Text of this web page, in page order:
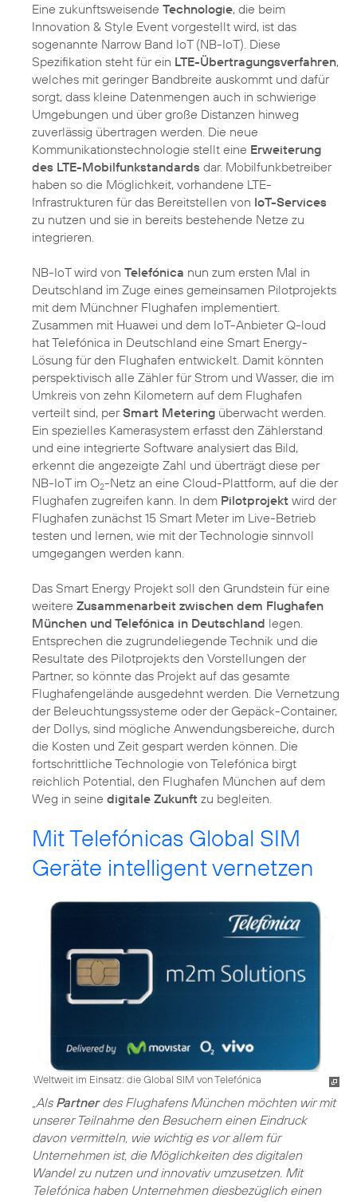
Eine zukunftsweisende Technologie, die beim
Innovation & Style Event vorgestellt wird, ist das
sogenannte Narrow Band IoT (NB-IoT). Diese
Spezifikation steht für ein LTE-Übertragungsverfahren,
welches mit geringer Bandbreite auskommt und dafür
sorgt, dass kleine Datenmengen auch in schwierige
Umgebungen und über große Distanzen hinweg
zuverlässig übertragen werden. Die neue
Kommunikationstechnologie stellt eine Erweiterung
des LTE-Mobilfunkstandards dar. Mobilfunkbetreiber
haben so die Möglichkeit, vorhandene LTE-
Infrastrukturen für das Bereitstellen von IoT-Services
zu nutzen und sie in bereits bestehende Netze zu
integrieren.
NB-IoT wird von Telefónica nun zum ersten Mal in
Deutschland im Zuge eines gemeinsamen Pilotprojekts
mit dem Münchner Flughafen implementiert.
Zusammen mit Huawei und dem IoT-Anbieter Q-loud
hat Telefónica in Deutschland eine Smart Energy-
Lösung für den Flughafen entwickelt. Damit könnten
perspektivisch alle Zähler für Strom und Wasser, die im
Umkreis von zehn Kilometern auf dem Flughafen
verteilt sind, perSmart Metering überwacht werden.
Ein spezielles Kamerasystem erfasst den Zählerstand
und eine integrierte Software analysiert das Bild,
erkennt die angezeigte Zahl und überträgt diese per
NB-IoT im O2-Netz an eine Cloud-Plattform, auf die der
Flughafen zugreifen kann. In dem Pilotprojekt wird der
Flughafen zunächst 15 Smart Meter im Live-Betrieb
testen und lernen, wie mit der Technologie sinnvoll
umgegangen werden kann.
Das Smart Energy Projekt soll den Grundstein für eine
weitere Zusammenarbeit zwischen dem Flughafen
München und Telefónica in Deutschland legen.
Entsprechen die zugrundeliegende Technik und die
Resultate des Pilotprojekts den Vorstellungen der
Partner, so könnte das Projekt auf das gesamte
Flughafengelände ausgedehnt werden. Die Vernetzung
der Beleuchtungssysteme oder der Gepäck-Container,
der Dollys, sind mögliche Anwendungsbereiche, durch
die Kosten und Zeit gespart werden können. Die
fortschrittliche Technologie von Telefónica birgt
reichlich Potential, den Flughafen München auf dem
Weg in seine digitale Zukunft zu begleiten.
Mit Telefónicas Global SIM
Geräte intelligent vernetzen
Weltweit im Einsatz: die Global SIM von Telefónica
„Als Partnerdes Flughafens München möchten wir mit
unserer Teilnahme den Besuchern einen Eindruck
davon vermitteln, wie wichtig es vor allem für
Unternehmen ist, die Möglichkeiten des digitalen
Wandel zu nutzen und innovativ umzusetzen. Mit
Telefónica haben Unternehmen diesbezüglich einen